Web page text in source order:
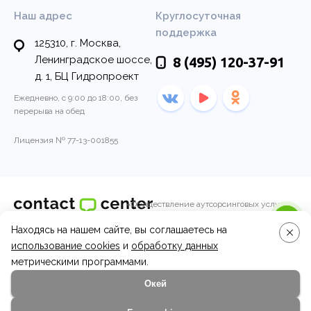
© 2011-2026, Контакт-центр
«Осуществление аутсорсинговых услуг
исходящих вызовов операторами call-
центра.»
Вопросы и ответы
Наш адрес
125310, г. Москва,
Ленинградское шоссе,
д. 1, БЦ Гидропроект
Ежедневно, с 9:00 до 18:00, без
перерыва на обед
Лицензия № 77-13-001855
Круглосуточная
поддержка
8 (495) 120-37-91
Находясь на нашем сайте, вы соглашаетесь на
использование cookies и обработку данных
метрическими программами.
Окей